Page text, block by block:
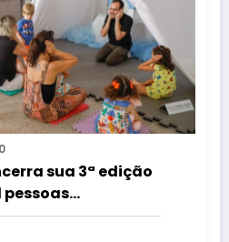
0
sua 3ª edição
pessoas
e pela cultura